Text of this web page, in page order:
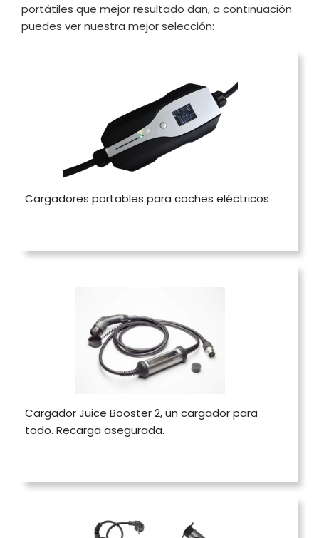
portátiles que mejor resultado dan, a continuación
puedes ver nuestra mejor selección:
Cargadores portables para coches eléctricos
Cargador Juice Booster 2, un cargador para
todo. Recarga asegurada.